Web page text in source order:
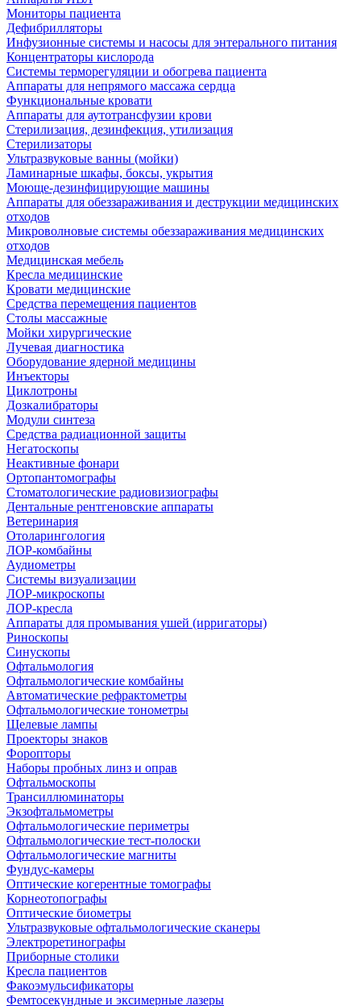
Мониторы пациента
Дефибрилляторы
Инфузионные системы и насосы для энтерального питания
Концентраторы кислорода
Системы терморегуляции и обогрева пациента
Аппараты для непрямого массажа сердца
Функциональные кровати
Аппараты для аутотрансфузии крови
Стерилизация, дезинфекция, утилизация
Стерилизаторы
Ультразвуковые ванны (мойки)
Ламинарные шкафы, боксы, укрытия
Моюще-дезинфицирующие машины
Аппараты для обеззараживания и деструкции медицинских
отходов
Микроволновые системы обеззараживания медицинских
отходов
Медицинская мебель
Кресла медицинские
Кровати медицинские
Средства перемещения пациентов
Столы массажные
Мойки хирургические
Лучевая диагностика
Оборудование ядерной медицины
Инъекторы
Циклотроны
Дозкалибраторы
Модули синтеза
Средства радиационной защиты
Негатоскопы
Неактивные фонари
Ортопантомографы
Стоматологические радиовизиографы
Дентальные рентгеновские аппараты
Ветеринария
Отоларингология
ЛОР-комбайны
Аудиометры
Системы визуализации
ЛОР-микроскопы
ЛОР-кресла
Аппараты для промывания ушей (ирригаторы)
Риноскопы
Синускопы
Офтальмология
Офтальмологические комбайны
Автоматические рефрактометры
Офтальмологические тонометры
Щелевые лампы
Проекторы знаков
Форопторы
Наборы пробных линз и оправ
Офтальмоскопы
Трансиллюминаторы
Экзофтальмометры
Офтальмологические периметры
Офтальмологические тест-полоски
Офтальмологические магниты
Фундус-камеры
Оптические когерентные томографы
Корнеотопографы
Оптические биометры
Ультразвуковые офтальмологические сканеры
Электроретинографы
Приборные столики
Кресла пациентов
Факоэмульсификаторы
Фемтосекундные и эксимерные лазеры